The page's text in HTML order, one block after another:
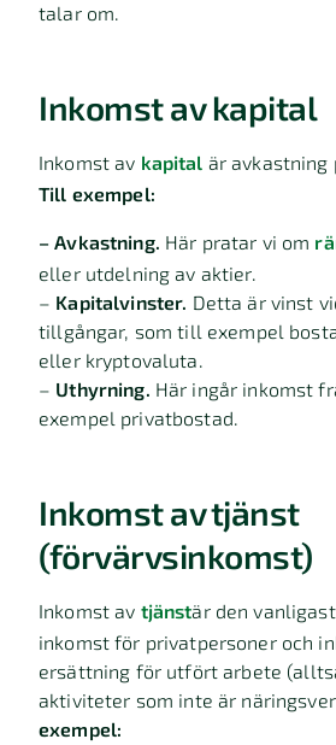
talar om.
Inkomst av kapital
Inkomst av kapital är avkastning
Till exempel:
– Avkastning. Här pratar vi om
eller utdelning av aktier.
– Kapitalvinster. Detta är vinst
tillgångar, som till exempel
eller kryptovaluta.
– Uthyrning. Här ingår inkomst
exempel privatbostad.
Inkomst av tjänst
(förvärvsinkomst)
Inkomst av tjänstär den
inkomst för privatpersoner och
ersättning för utfört arbete
aktiviteter som inte är
exempel: